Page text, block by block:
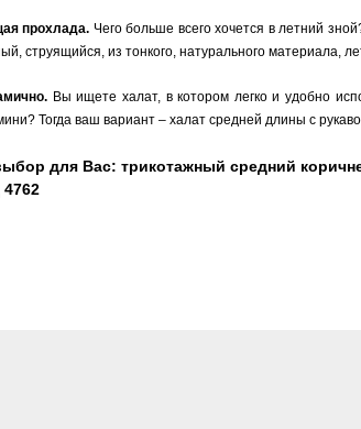
прохлада. Чего больше всего хочется в летний
струящийся, из тонкого, натурального материала,
Вы ищете халат, в котором легко и удобно
Тогда ваш вариант – халат средней длины с
для Вас: трикотажный средний
4762